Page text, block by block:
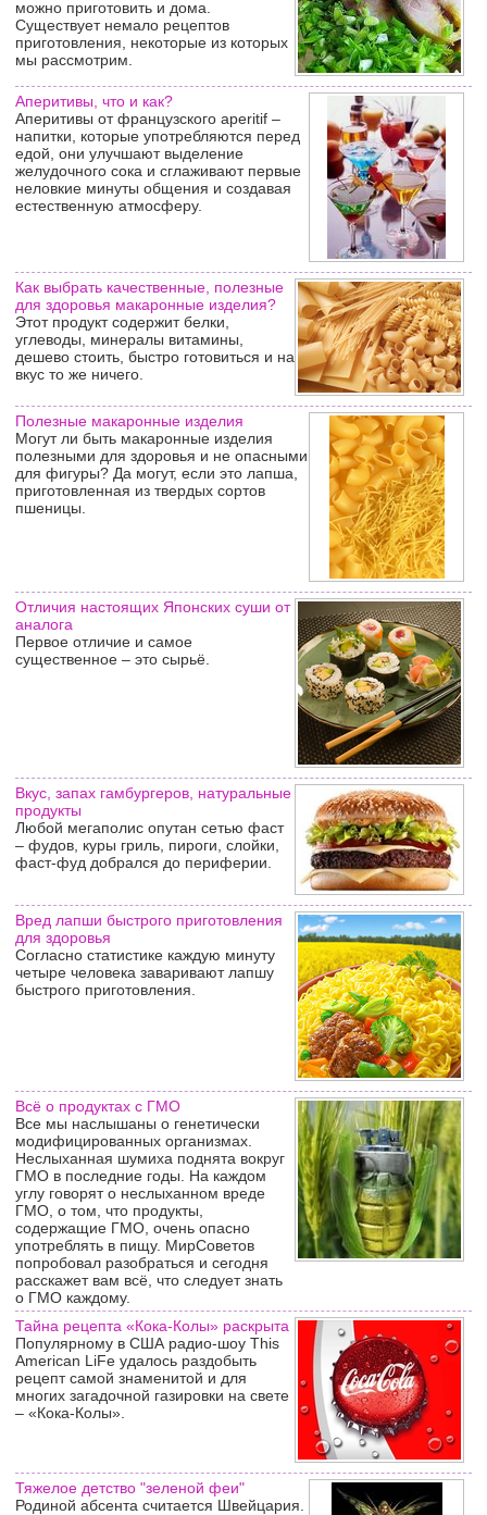
можно приготовить и дома.
Существует немало рецептов
приготовления, некоторые из которых
мы рассмотрим.
Аперитивы, что и как?
Аперитивы от французского aperitif –
напитки, которые употребляются перед
едой, они улучшают выделение
желудочного сока и сглаживают первые
неловкие минуты общения и создавая
естественную атмосферу.
Как выбрать качественные, полезные
для здоровья макаронные изделия?
Этот продукт содержит белки,
углеводы, минералы витамины,
дешево стоить, быстро готовиться и на
вкус то же ничего.
Полезные макаронные изделия
Могут ли быть макаронные изделия
полезными для здоровья и не опасными
для фигуры? Да могут, если это лапша,
приготовленная из твердых сортов
пшеницы.
Отличия настоящих Японских суши от
аналога
Первое отличие и самое
существенное – это сырьё.
Вкус, запах гамбургеров, натуральные
продукты
Любой мегаполис опутан сетью фаст
– фудов, куры гриль, пироги, слойки,
фаст-фуд добрался до периферии.
Вред лапши быстрого приготовления
для здоровья
Согласно статистике каждую минуту
четыре человека заваривают лапшу
быстрого приготовления.
Всё о продуктах с ГМО
Все мы наслышаны о генетически
модифицированных организмах.
Неслыханная шумиха поднята вокруг
ГМО в последние годы. На каждом
углу говорят о неслыханном вреде
ГМО, о том, что продукты,
содержащие ГМО, очень опасно
употреблять в пищу. МирСоветов
попробовал разобраться и сегодня
расскажет вам всё, что следует знать
о ГМО каждому.
Тайна рецепта «Кока-Колы» раскрыта
Популярному в США радио-шоу This
American LiFe удалось раздобыть
рецепт самой знаменитой и для
многих загадочной газировки на свете
– «Кока-Колы».
Тяжелое детство "зеленой феи"
Родиной абсента считается Швейцария.